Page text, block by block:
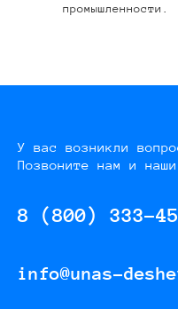
промышленности.
У вас возникли
Позвоните нам и
8 (800) 333-
info@unas-